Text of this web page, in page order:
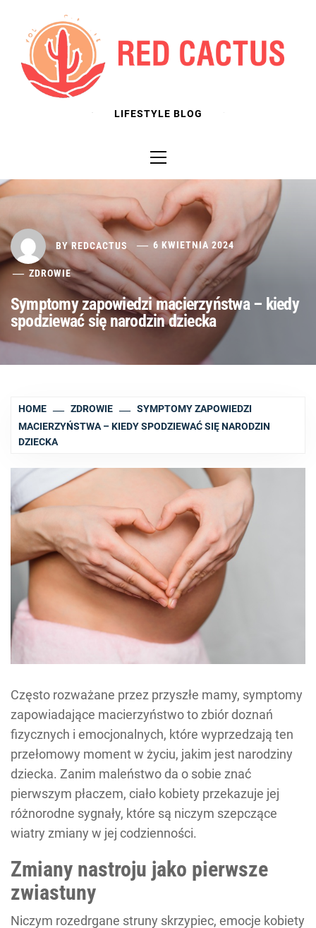
content
LIFESTYLE BLOG
Menu
BYREDCACTUS 6 KWIETNIA 2024
ZDROWIE
Symptomy zapowiedzi macierzyństwa – kiedy
spodziewać się narodzin dziecka
HOME ZDROWIE
SYMPTOMY ZAPOWIEDZI
MACIERZYŃSTWA – KIEDY SPODZIEWAĆ SIĘ NARODZIN
DZIECKA
Często rozważane przez przyszłe mamy, symptomy
zapowiadające macierzyństwo to zbiór doznań
fizycznych i emocjonalnych, które wyprzedzają ten
przełomowy moment w życiu, jakim jest narodziny
dziecka. Zanim maleństwo da o sobie znać
pierwszym płaczem, ciało kobiety przekazuje jej
różnorodne sygnały, które są niczym szepczące
wiatry zmiany w jej codzienności.
Zmiany nastroju jako pierwsze
zwiastuny
Niczym rozedrgane struny skrzypiec, emocje kobiety